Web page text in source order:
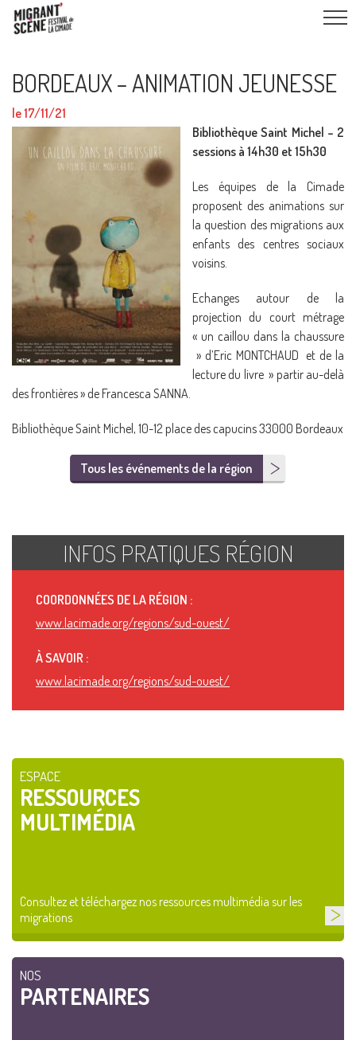
BORDEAUX – ANIMATION JEUNESSE
le 17/11/21
Bibliothèque Saint Michel – 2
sessions à 14h30 et 15h30
Les équipes de la Cimade
proposent des animations sur
la question des migrations aux
enfants des centres sociaux
voisins.
Echanges autour de la
projection du court métrage
« un caillou dans la chaussure
» d’Eric MONTCHAUD et de la
lecture du livre » partir au-delà
des frontières » de Francesca SANNA.
Bibliothèque Saint Michel, 10-12 place des capucins 33000 Bordeaux
Tous les événements de la région
INFOS PRATIQUES RÉGION
COORDONNÉES DE LA RÉGION :
www.lacimade.org/regions/sud-ouest/
À SAVOIR :
www.lacimade.org/regions/sud-ouest/
ESPACE
RESSOURCES
MULTIMÉDIA
Consultez et téléchargez nos ressources multimédia sur les
migrations
NOS
PARTENAIRES